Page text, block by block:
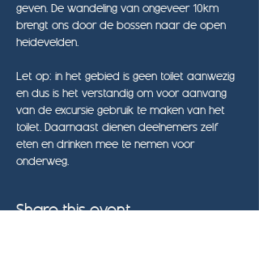
geven. De wandeling van ongeveer 10km
brengt ons door de bossen naar de open
heidevelden.
Let op: in het gebied is geen toilet aanwezig
en dus is het verstandig om voor aanvang
van de excursie gebruik te maken van het
toilet. Daarnaast dienen deelnemers zelf
eten en drinken mee te nemen voor
onderweg.
Share this event